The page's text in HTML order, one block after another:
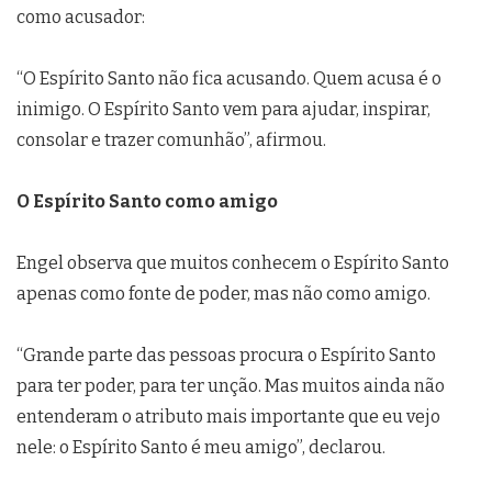
como acusador:
“O Espírito Santo não fica acusando. Quem acusa é o
inimigo. O Espírito Santo vem para ajudar, inspirar,
consolar e trazer comunhão”, afirmou.
O Espírito Santo como amigo
Engel observa que muitos conhecem o Espírito Santo
apenas como fonte de poder, mas não como amigo.
“Grande parte das pessoas procura o Espírito Santo
para ter poder, para ter unção. Mas muitos ainda não
entenderam o atributo mais importante que eu vejo
nele: o Espírito Santo é meu amigo”, declarou.